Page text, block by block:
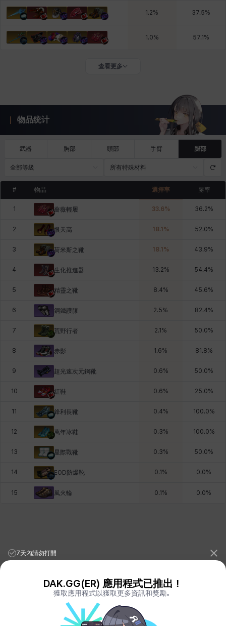
1.2% 37.5%
1.0% 57.1 %
查看更多
物品统计
武器 胸部 頭部 手臂 腿部
全部等級 所有特殊材料
# 物品 選擇率 勝率
1 薔薇輕履 33.6% 36.2%
2 恨天高 18.1 % 52.0%
3 荷米斯之靴 18.1 % 43.9%
4 生化推進器 13.2% 54.4%
5 精靈之靴 8.4% 45.6%
6 鋼鐵護膝 2.5% 82.4%
7 荒野行者 2.1 % 50.0%
8 赤影 1.6% 81.8%
9 超光速次元鋼靴 0.6% 50.0%
10 紅鞋 0.6% 25.0%
11 鋒利長靴 0.4% 100.0%
12 萬年冰鞋 0.3% 100.0%
13 星際戰靴 0.3% 50.0%
14 EOD防爆靴 0.1 % 0.0%
15 風火輪 0.1 % 0.0%
League of Legends StatsPORO.GG
Teamfight Tactics Stats
LOLCHESS.GG
VALORANT.DAK.GG
7天內請勿打開
DAK.GG(ER) 應用程式已推出！
獲取應用程式以獲取更多資訊和獎勵。